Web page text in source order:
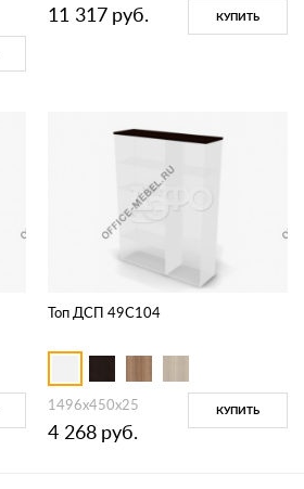
11 317 руб. КУПИТЬ
Топ ДСП 49C104
1496х450х25
4 268 руб.
КУПИТЬ